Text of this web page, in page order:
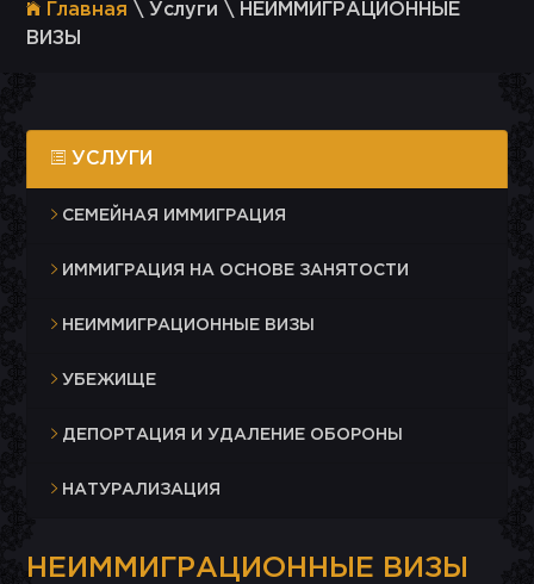
Главная \ Услуги \ НЕИММИГРАЦИОННЫЕ
ВИЗЫ
УСЛУГИ
СЕМЕЙНАЯ ИММИГРАЦИЯ
ИММИГРАЦИЯ НА ОСНОВЕ ЗАНЯТОСТИ
НЕИММИГРАЦИОННЫЕ ВИЗЫ
УБЕЖИЩЕ
ДЕПОРТАЦИЯ И УДАЛЕНИЕ ОБОРОНЫ
НАТУРАЛИЗАЦИЯ
НЕИММИГРАЦИОННЫЕ ВИЗЫ